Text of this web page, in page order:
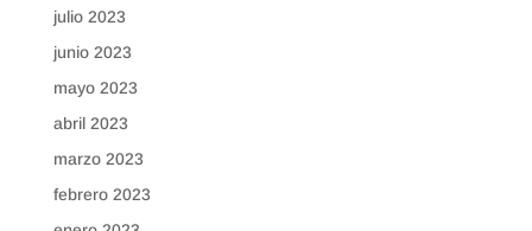
julio 2023
junio 2023
mayo 2023
abril 2023
marzo 2023
febrero 2023